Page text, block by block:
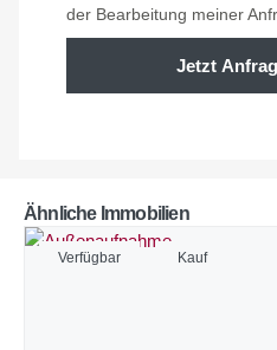
der Bearbeitung meiner
Jetzt
Ähnliche Immobilien
Verfügbar Kauf